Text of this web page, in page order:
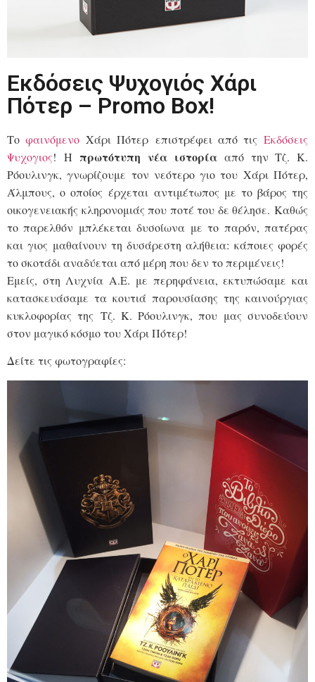
Εκδόσεις Ψυχογιός Χάρι
Πότερ – Promo Box!
Τοφαινόμενο Χάρι Πότερ επιστρέφει από τις Εκδόσεις
Ψυχογιος! Η πρωτότυπη νέα ιστορία από την Τζ. Κ.
Ρόουλινγκ, γνωρίζουμε τον νεότερο γιο του Χάρι Πότερ,
Άλμπους, ο οποίος έρχεται αντιμέτωπος με το βάρος της
οικογενειακής κληρονομιάς που ποτέ του δε θέλησε. Καθώς
το παρελθόν μπλέκεται δυσοίωνα με το παρόν, πατέρας
και γιος μαθαίνουν τη δυσάρεστη αλήθεια: κάποιες φορές
το σκοτάδι αναδύεται από μέρη που δεν το περιμένεις!
Εμείς, στη Λυχνία Α.Ε. με περηφάνεια, εκτυπώσαμε και
κατασκευάσαμε τα κουτιά παρουσίασης της καινούργιας
κυκλοφορίας της Τζ. Κ. Ρόουλινγκ, που μας συνοδεύουν
στον μαγικό κόσμο του Χάρι Πότερ!
Δείτε τις φωτογραφίες: